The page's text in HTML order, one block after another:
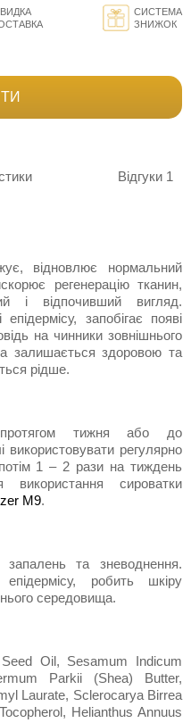
СИСТЕМА
ЗНИЖОК
Відгуки 1
відновлює нормальний
регенерацію тканин,
і відпочивший вигляд.
запобігає появі
на чинники зовнішнього
залишається здоровою та
рідше.
протягом тижня або до
регулярно
1 – 2 рази на тиждень
сироватки
M9.
та зневоднення.
робить шкіру
середовища.
Oil, Sesamum Indicum
Parkii (Shea) Butter,
Laurate, Sclerocarya Birrea
Helianthus Annuus